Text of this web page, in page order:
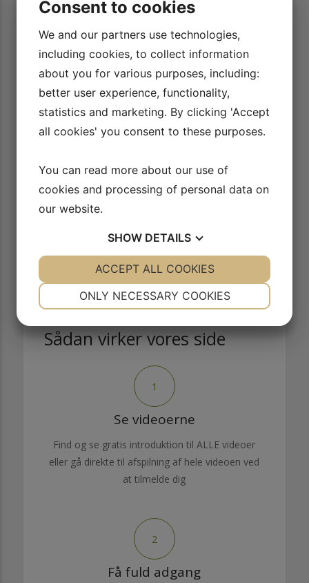
Samling - seriechangementer
AFSPIL VIDEO
AFSPIL VIDEO
Sådan virker vores side
1
Se videoerne
Find og se gratis introduktion til ALLE videoer
eller gå direkte til afspilning af hele videoen ved
at tilmelde dig
2
Få fuld adgang
Consent to cookies
We and our partners use technologies,
including cookies, to collect information
about you for various purposes, including:
better user experience, functionality,
statistics and marketing. By clicking 'Accept
all cookies' you consent to these purposes.
You can read more about our use of
cookies and processing of personal data on
our website.
SHOW DETAILS
YES NO YES NO
YES NO YES NO
ONLY NECESSARY COOKIES
ACCEPT ALL COOKIES